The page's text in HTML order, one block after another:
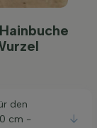
den
cm -